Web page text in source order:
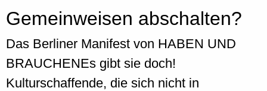
Gemeinweisen abschalten?
Das Berliner Manifest von HABEN UND
BRAUCHENEs gibt sie doch!
Kulturschaffende, die sich nicht in
Home